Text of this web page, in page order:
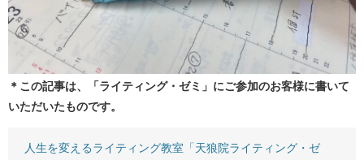
＊この記事は、「ライティング・ゼミ」にご参加のお客様に書いて
いただいたものです。
人生を変えるライティング教室「天狼院ライティング・ゼ